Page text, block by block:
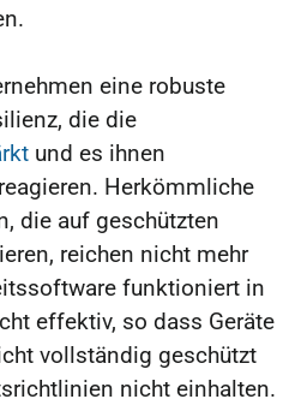
eine robuste
die die
und es ihnen
Herkömmliche
die auf geschützten
reichen nicht mehr
funktioniert in
effektiv, so dass Geräte
vollständig geschützt
nicht einhalten.